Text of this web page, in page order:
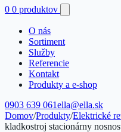
0 0 produktov
O nás
Sortiment
Služby
Referencie
Kontakt
Produkty a e-shop
0903 639 061ella@ella.sk
Domov/Produkty/Elektrické
kladkostroj stacionárny